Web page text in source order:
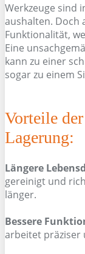
Werkzeuge sind
aushalten. Doch
Funktionalität,
Eine
kann zu einer
sogar zu einem
Vorteile
Lagerung:
Längere
gereinigt und
länger.
Bessere
arbeitet präziser